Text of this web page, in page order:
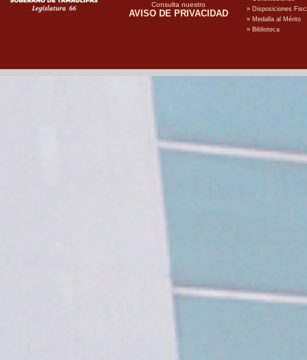
Consulta nuestro
AVISO DE PRIVACIDAD